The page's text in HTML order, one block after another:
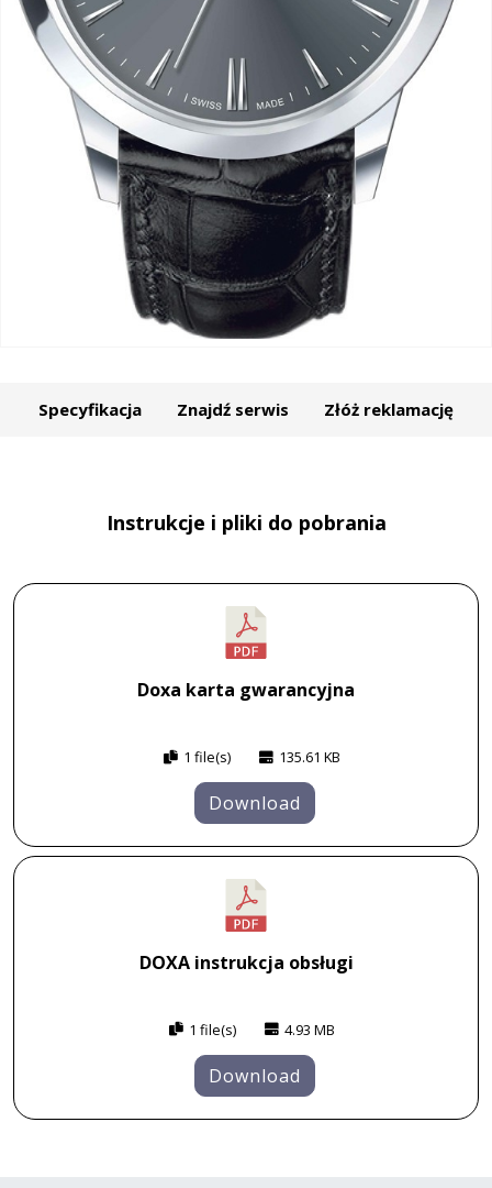
Specyfikacja Znajdź serwis Złóż reklamację
Instrukcje i pliki do pobrania
Doxa karta gwarancyjna
1 file(s) 135.61 KB
Download
DOXA instrukcja obsługi
1 file(s) 4.93 MB
Download